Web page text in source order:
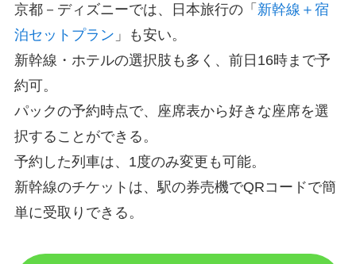
京都－ディズニーでは、日本旅行の「 新幹線＋宿
泊セットプラン 」も安い。
新幹線・ホテルの選択肢も多く、前日16時まで予
約可。
パックの予約時点で、座席表から好きな座席を選
択することができる。
予約した列車は、1度のみ変更も可能。
新幹線のチケットは、駅の券売機でQRコードで簡
単に受取りできる。